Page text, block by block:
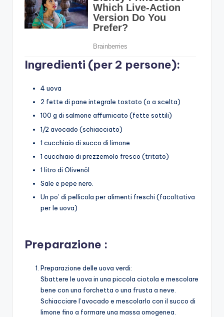
Ingredienti (per 2 persone):
4 uova
2 fette di pane integrale tostato (o a scelta)
100 g di salmone affumicato (fette sottili)
1/2 avocado (schiacciato)
1 cucchiaio di succo di limone
1 cucchiaio di prezzemolo fresco (tritato)
1 litro di Olivenöl
Sale e pepe nero.
Un po’ di pellicola per alimenti freschi (facoltativa
per le uova)
Preparazione :
Preparazione delle uova verdi:
Sbattere le uova in una piccola ciotola e mescolare
bene con una forchetta o una frusta a neve.
Schiacciare l’avocado e mescolarlo con il succo di
limone fino a formare una massa omogenea.